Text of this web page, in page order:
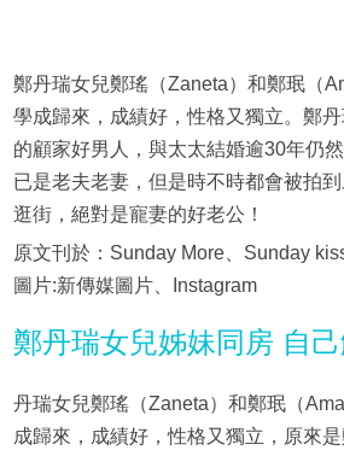
鄭丹瑞女兒鄭瑤（Zaneta）和鄭珉（
學成歸來，成績好，性格又獨立。鄭
的顧家好男人，與太太結婚逾30年仍
已是老夫老妻，但是時不時都會被拍
逛街，絕對是寵妻的好老公！
原文刊於：Sunday More、Sunday
圖片:新傳媒圖片、Instagram
鄭丹瑞女兒姊妹同房 自
丹瑞女兒鄭瑤（Zaneta）和鄭珉（
成歸來，成績好，性格又獨立，原來